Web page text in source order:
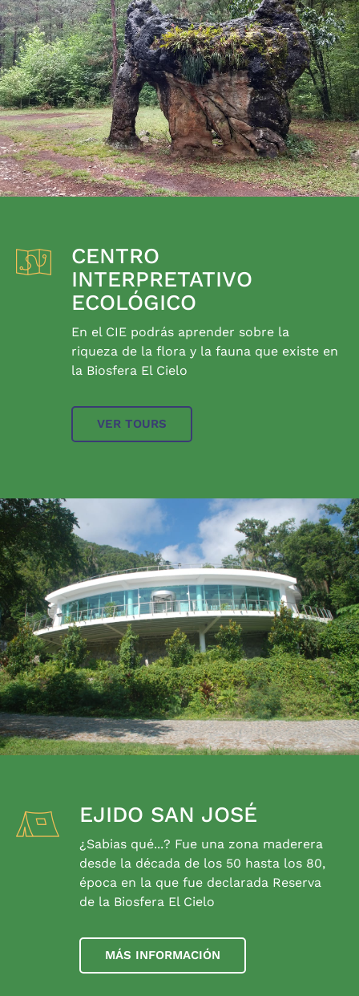
CENTRO
INTERPRETATIVO
ECOLÓGICO
En el CIE podrás aprender sobre la
riqueza de la flora y la fauna que existe en
la Biosfera El Cielo
VER TOURS
EJIDO SAN JOSÉ
¿Sabias qué...? Fue una zona maderera
desde la década de los 50 hasta los 80,
época en la que fue declarada Reserva
de la Biosfera El Cielo
MÁS INFORMACIÓN